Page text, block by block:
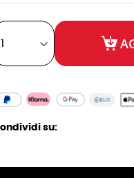
su: